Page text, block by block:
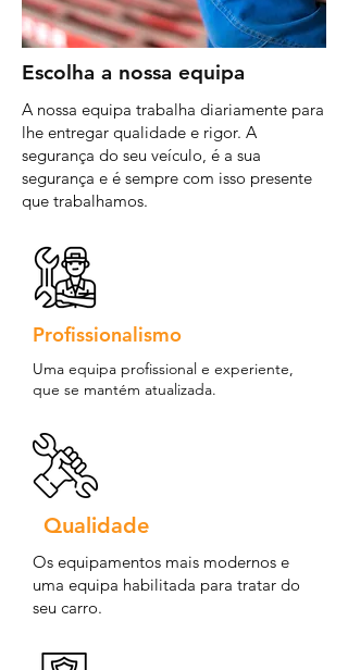
Escolha a nossa equipa
A nossa equipa trabalha diariamente para
lhe entregar qualidade e rigor. A
segurança do seu veículo, é a sua
segurança e é sempre com isso presente
que trabalhamos.
Profissionalismo
Uma equipa profissional e experiente,
que se mantém atualizada.
Qualidade
Os equipamentos mais modernos e
uma equipa habilitada para tratar do
seu carro.